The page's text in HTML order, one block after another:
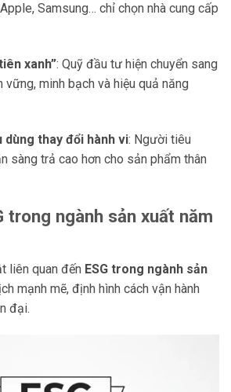
Samsung… chỉ chọn nhà cung cấp
xanh”: Quỹ đầu tư hiện chuyển sang
vững, minh bạch và hiệu quả năng
dùng thay đổi hành vi: Người tiêu
sàng trả cao hơn cho sản phẩm thân
trong ngành sản xuất năm
liên quan đến ESG trong ngành sản
mạnh mẽ, định hình cách vận hành
đại.